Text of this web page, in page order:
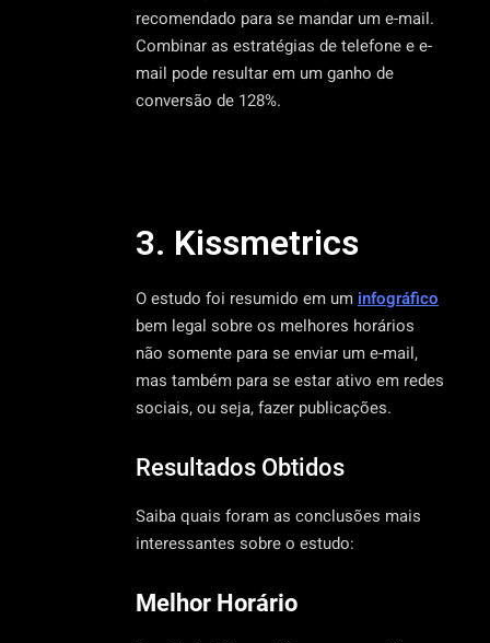
recomendado para se mandar um e-mail.
Combinar as estratégias de telefone e e-
mail pode resultar em um ganho de
conversão de 128%.
3. Kissmetrics
O estudo foi resumido em um infográfico
bem legal sobre os melhores horários
não somente para se enviar um e-mail,
mas também para se estar ativo em redes
sociais, ou seja, fazer publicações.
Resultados Obtidos
Saiba quais foram as conclusões mais
interessantes sobre o estudo:
Melhor Horário